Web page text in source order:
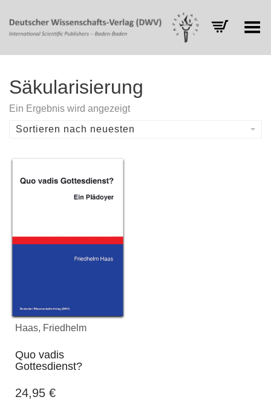
Toggle Menu
Säkularisierung
Ein Ergebnis wird angezeigt
Sortieren nach neuesten
Haas, Friedhelm
Quo vadis
Gottesdienst?
24,95 €